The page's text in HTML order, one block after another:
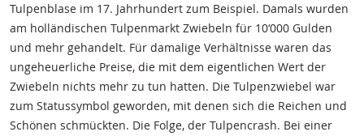
Tulpenblase im 17. Jahrhundert zum Beispiel. Damals wurden
am holländischen Tulpenmarkt Zwiebeln für 10‘000 Gulden
und mehr gehandelt. Für damalige Verhältnisse waren das
ungeheuerliche Preise, die mit dem eigentlichen Wert der
Zwiebeln nichts mehr zu tun hatten. Die Tulpenzwiebel war
zum Statussymbol geworden, mit denen sich die Reichen und
Schönen schmückten. Die Folge, der Tulpencrash. Bei einer